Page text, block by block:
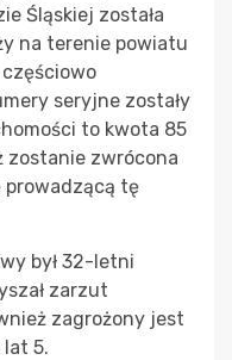
Śląskiej została
na terenie powiatu
częściowo
seryjne zostały
to kwota 85
zostanie zwrócona
prowadzącą tę
był 32-letni
zarzut
zagrożony jest
lat 5.